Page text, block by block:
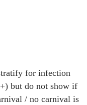
for infection
but do not show if
/ no carnival is